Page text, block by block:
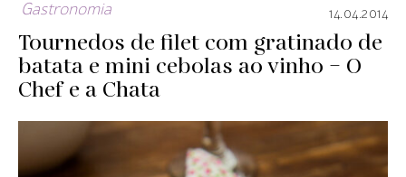
Gastronomia 14.04.2014
Tournedos de filet com gratinado de
batata e mini cebolas ao vinho – O
Chef e a Chata